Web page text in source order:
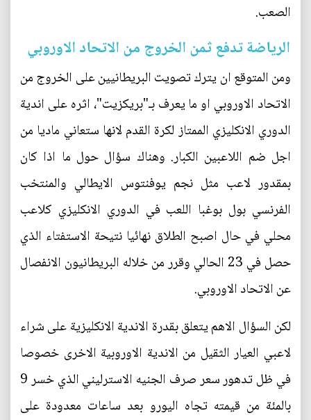
الصعب.
الرياضة تدفع ثمن الخروج من الاتحاد الاوروبي
ومن المتوقع ان يترك تصويت البريطانيين على الخروج من
الاتحاد الاوروبي او ما يعرف بـ"بريكزيت"، اثره على اندية
الدوري الانكليزي الممتاز لكرة القدم لانها ستعاني ماديا من
اجل ضم اللاعبين الكبار. وهناك سؤال حول ما اذا كان
بمقدور لاعب مثل نجم يوفنتوس الايطالي والمنتخب
الفرنسي بول بوغبا اللعب في الدوري الانكليزي كلاعب
محلي في حال اصبح الطلاق نهائيا نتيحة الاستفتاء الذي
حصل في 23 الحالي وقرر من خلاله البريطانيون الانفصال
عن الاتحاد الاوروبي.
لكن السؤال الاهم يتعلق بقدرة الاندية الانكليزية على شراء
لاعبي العيار الثقيل من الاندية الاوروبية الاخرى خصوصا
في ظل تدهور سعر صرف الجنيه الاسترليني الذي خسر 9
بالمئة من قيمته تجاه اليورو بعد ساعات معدودة على